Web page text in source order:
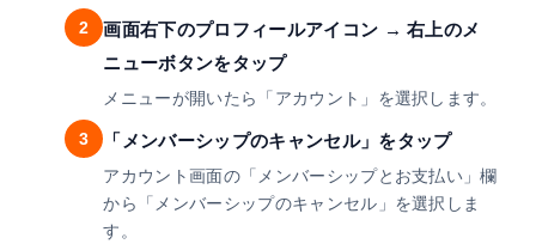
2
画面右下のプロフィールアイコン → 右上のメ
ニューボタンをタップ
メニューが開いたら「アカウント」を選択します。
3 「メンバーシップのキャンセル」をタップ
アカウント画面の「メンバーシップとお支払い」欄
から「メンバーシップのキャンセル」を選択しま
す。